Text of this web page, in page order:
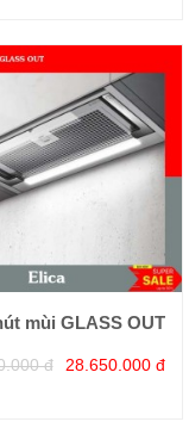
mùi GLASS OUT
đ 28.650.000 đ